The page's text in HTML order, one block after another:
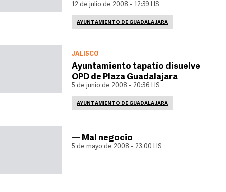
12 de julio de 2008 - 12:39 HS
AYUNTAMIENTO DE GUADALAJARA
JALISCO
Ayuntamiento tapatío disuelve
OPD de Plaza Guadalajara
5 de junio de 2008 - 20:36 HS
AYUNTAMIENTO DE GUADALAJARA
— Mal negocio
5 de mayo de 2008 - 23:00 HS